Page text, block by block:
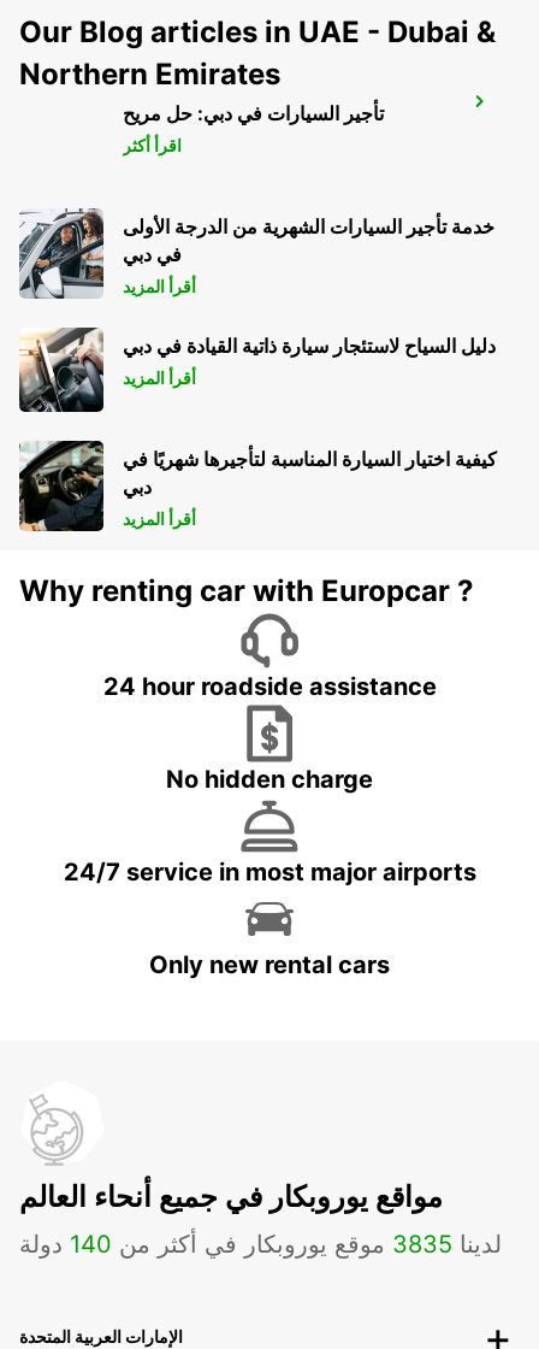
YEOSU EXPO STATION
YEOSU - KOREA(SOUTH)
Our Blog articles in UAE - Dubai &
Northern Emirates
تأجير السيارات في دبي: حل مريح
اقرأ أكثر
خدمة تأجير السيارات الشهرية من الدرجة الأولى
في دبي
أقرأ المزيد
دليل السياح لاستئجار سيارة ذاتية القيادة في دبي
أقرأ المزيد
كيفية اختيار السيارة المناسبة لتأجيرها شهريًا في
دبي
أقرأ المزيد
Why renting car with Europcar ?
24 hour roadside assistance
No hidden charge
24/7 service in most major airports
Only new rental cars
مواقع يوروبكار في جميع أنحاء العالم
لدينا 3835 موقع يوروبكار في أكثر من 140 دولة
الإمارات العربية المتحدة